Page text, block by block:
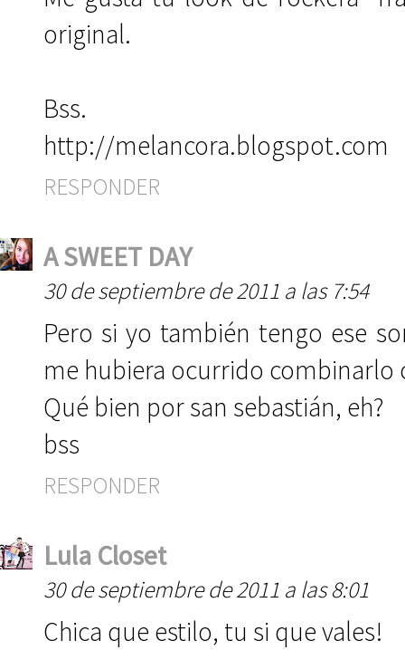
original.
Bss.
http://melancora.blogspot.com
RESPONDER
A SWEET DAY
30 de septiembre de 2011 a las 7:54
Pero si yo también tengo ese
me hubiera ocurrido combinarlo
Qué bien por san sebastián, eh?
bss
RESPONDER
Lula Closet
30 de septiembre de 2011 a las 8:01
Chica que estilo, tu si que vales!